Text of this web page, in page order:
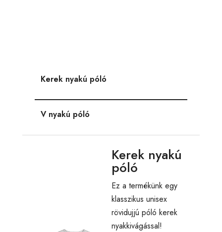
Kerek nyakú póló
V nyakú póló
Kerek nyakú
póló
Ez a termékünk egy
klasszikus unisex
rövidujjú póló kerek
nyakkivágással!